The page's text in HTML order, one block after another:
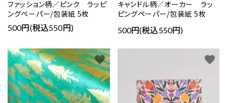
ファッション柄／ピンク ラッピ
ングペーパー/包装紙 5枚
500円(税込550円)
キャンドル柄／オーカー ラッ
ピングペーパー/包装紙 5枚
500円(税込550円)
favorite favorite